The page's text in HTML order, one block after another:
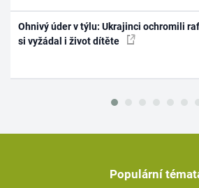
Ohnivý úder v týlu: Ukrajinci ochromili
si vyžádal i život dítěte
Populární